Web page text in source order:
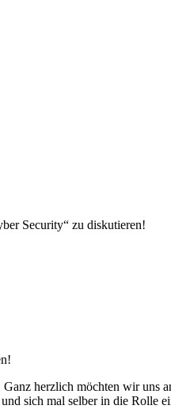
Security“ zu diskutieren!
herzlich möchten wir uns
sich mal selber in die Rolle